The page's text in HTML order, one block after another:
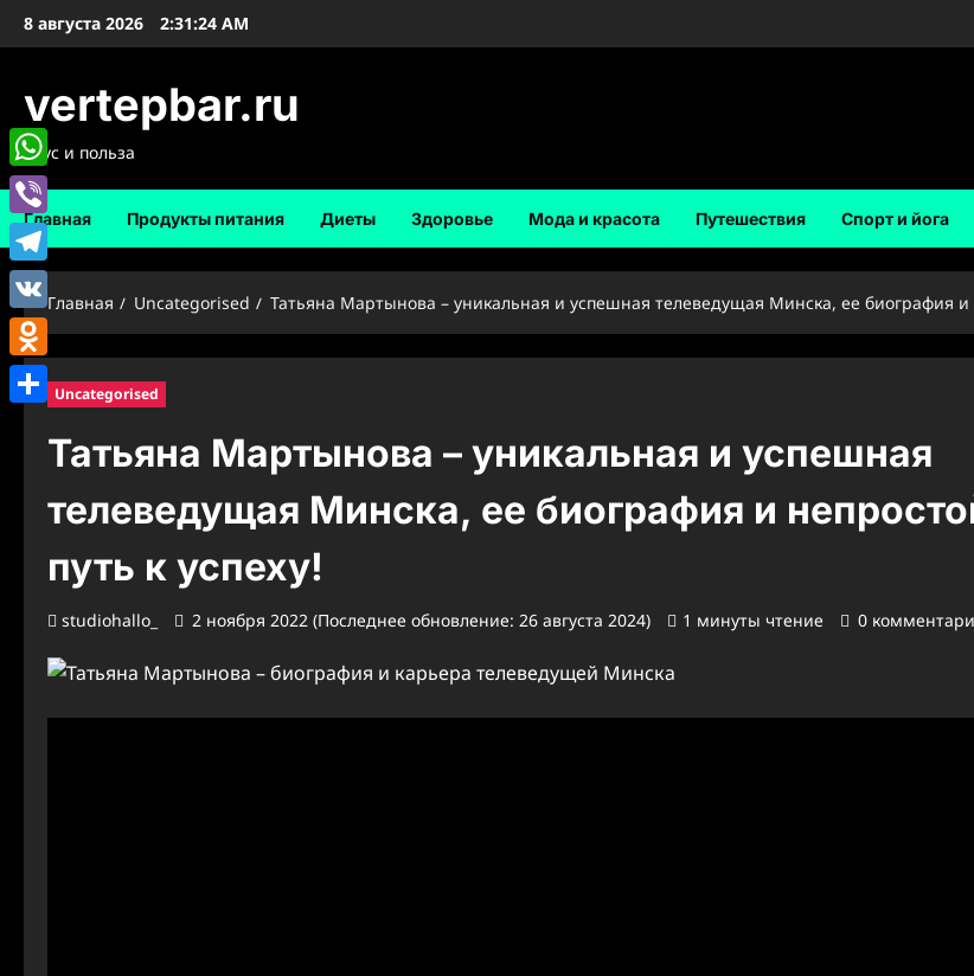
Перейти
8 августа 2026 2:31:25 AM
vertepbar.ru
Вкус и польза
Главная Продукты питания Диеты Здоровье Мода и красота Путешествия Спорт и йога
Главная Uncategorised Татьяна Мартынова – уникальная и успешная телеведущая Минска, ее биография и
Uncategorised
Татьяна Мартынова – уникальная и успешная
телеведущая Минска, ее биография и
путь к успеху!
studiohallo_ 2 ноября 2022 (Последнее обновление: 26 августа 2024) 1 минуты чтение 0
WhatsApp
Viber
Telegram
VK
Odnoklassniki